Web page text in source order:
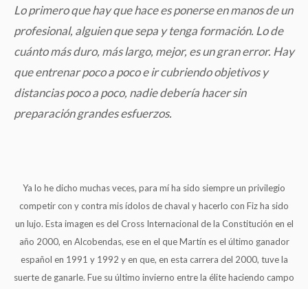
Lo primero que hay que hace es ponerse en manos de un
profesional, alguien que sepa y tenga formación. Lo de
cuánto más duro, más largo, mejor, es un gran error. Hay
que entrenar poco a poco e ir cubriendo objetivos y
distancias poco a poco, nadie debería hacer sin
preparación grandes esfuerzos.
Ya lo he dicho muchas veces, para mí ha sido siempre un privilegio
competir con y contra mis ídolos de chaval y hacerlo con Fiz ha sido
un lujo. Esta imagen es del Cross Internacional de la Constitución en el
año 2000, en Alcobendas, ese en el que Martín es el último ganador
español en 1991 y 1992 y en que, en esta carrera del 2000, tuve la
suerte de ganarle. Fue su último invierno entre la élite haciendo campo